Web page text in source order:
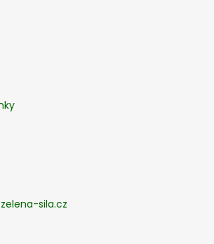
zelena-sila.cz